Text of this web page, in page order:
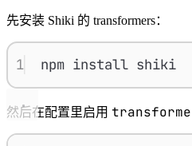
先安装 Shiki 的 transformers：
1 npm install shiki
然后在配置里启用